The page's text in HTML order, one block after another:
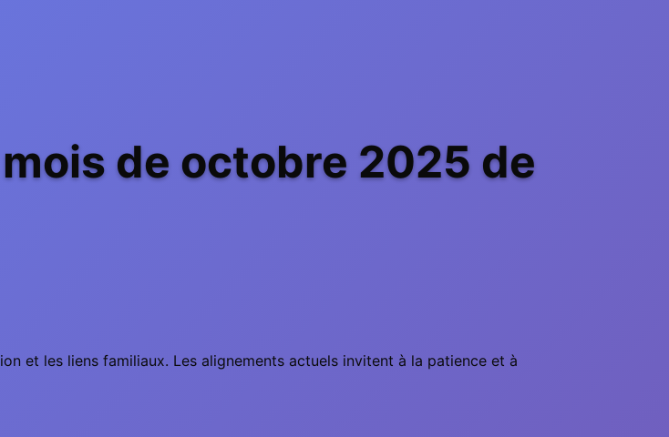
de octobre 2025 de
et les liens familiaux. Les alignements actuels invitent à la patience et à